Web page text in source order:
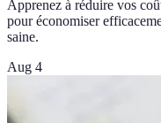
Apprenez à réduire vos
pour économiser
saine.
Aug 4